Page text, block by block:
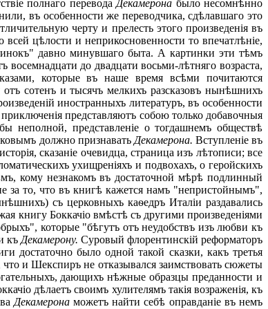
полнаго перевода Декамерона было несомнѣнно
въ особенности же переводчика, сдѣлавшаго это
черту и прелесть этого произведенія въ
цѣлости и неприкосновенности то впечатлѣніе,
давно минувшаго быта. А картинки эти тѣмъ
до двадцати восьми-лѣтняго возраста,
которые въ наше время всѣми почитаются
сотенъ и тысячъ мелкихъ разсказовъ нынѣшнихъ
иностранныхъ литературъ, въ особенности
представляютъ собою только добавочныя
неполной, представленіе о тогдашнемъ обществѣ
должно признавать Декамерона. Вступленіе въ
сказаніе очевидца, страница изъ лѣтописи; все
ухищреніяхъ и подвохахъ, о геройскихъ
кому незнакомъ въ достаточной мѣрѣ подлинный
за то, что въ книгѣ кажется намъ "непристойнымъ",
съ церковныхъ каѳедръ Италіи раздавались
книгу Боккачіо вмѣстѣ съ другими произведеніями
которые "бѣгутъ отъ неудобствъ изъ любви къ
къ Декамерону. Суровый флорентинскій реформаторъ
достаточно было одной такой сказки, какъ третья
и Шекспиръ не отказывался заимствовать сюжеты
дающихъ нѣжные образцы преданности и
дѣлаетъ своимъ хулителямъ такія возраженія, къ
Декамеронаможетъ найти себѣ оправданіе въ немъ